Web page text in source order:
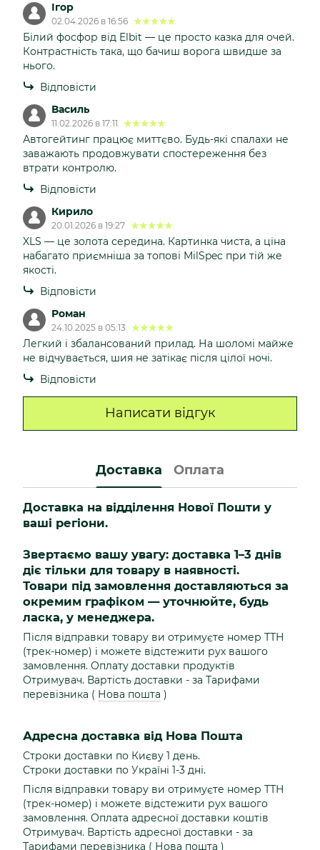
Ігор
02.04.2026 в 16:56
Білий фосфор від Elbit — це просто казка для очей.
Контрастність така, що бачиш ворога швидше за
нього.
Відповісти
Василь
11.02.2026 в 17:11
Автогейтинг працює миттєво. Будь-які спалахи не
заважають продовжувати спостереження без
втрати контролю.
Відповісти
Кирило
20.01.2026 в 19:27
XLS — це золота середина. Картинка чиста, а ціна
набагато приємніша за топові MilSpec при тій же
якості.
Відповісти
Роман
24.10.2025 в 05:13
Легкий і збалансований прилад. На шоломі майже
не відчувається, шия не затікає після цілої ночі.
Відповісти
Написати відгук
Доставка Оплата
Доставка на відділення Нової Пошти у
ваші регіони.
Звертаємо вашу увагу: доставка 1–3 днів
діє тільки для товару в наявності.
Товари під замовлення доставляються за
окремим графіком — уточнюйте, будь
ласка, у менеджера.
Після відправки товару ви отримуєте номер ТТН
(трек-номер) і можете відстежити рух вашого
замовлення. Оплату доставки продуктів
Отримувач. Вартість доставки - за Тарифами
перевізника ( Нова пошта )
Адресна доставка від Нова Пошта
Строки доставки по Києву 1 день.
Строки доставки по Україні 1-3 дні.
Після відправки товару ви отримуєте номер ТТН
(трек-номер) і можете відстежити рух вашого
замовлення. Оплата адресної доставки коштів
Отримувач. Вартість адресної доставки - за
Тарифами перевізника ( Нова пошта )